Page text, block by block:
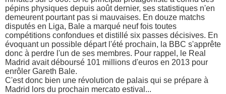
pépins physiques depuis août dernier, ses statistiques n'en
demeurent pourtant pas si mauvaises. En douze matchs
disputés en Liga, Bale a marqué neuf fois toutes
compétitions confondues et distillé six passes décisives. En
évoquant un possible départ l'été prochain, la BBC s'apprête
donc à perdre l'un de ses membres. Pour rappel, le Real
Madrid avait déboursé 101 millions d'euros en 2013 pour
enrôler Gareth Bale.
C'est donc bien une révolution de palais qui se prépare à
Madrid lors du prochain mercato estival...